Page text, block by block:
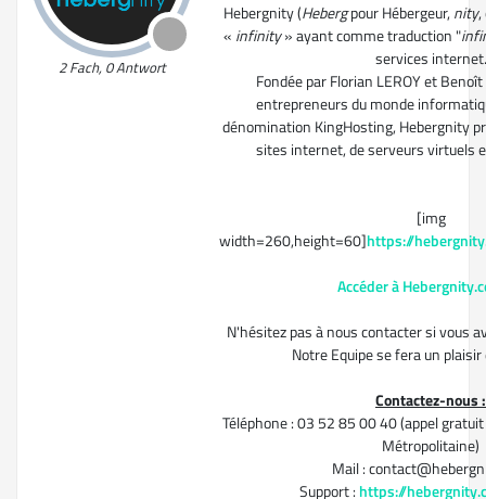
2 Fach, 0 Antwort
Hebergnity (Hebergpour Hébergeur, nity,
« infinity» ayant comme traduction "
services internet.
Fondée par Florian LEROY et
entrepreneurs du monde
dénomination KingHosting, Hebergnity
sites internet, de serveurs virtuels
[img
width=260,height=60]https://
Accéder à
N'hésitez pas à nous contacter si vous
Notre Equipe se fera un plaisir
Contactez-nous :
Téléphone : 03 52 85 00 40 (appel
Métropolitaine)
Mail :
Support : https://